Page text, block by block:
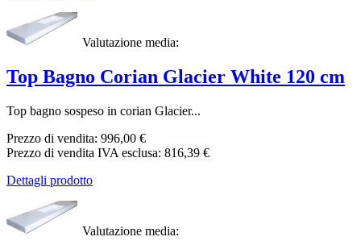
Valutazione media:
Top Bagno Corian Glacier White 120 cm
Top bagno sospeso in corian Glacier...
Prezzo di vendita: 996,00 €
Prezzo di vendita IVA esclusa: 816,39 €
Dettagli prodotto
Valutazione media: